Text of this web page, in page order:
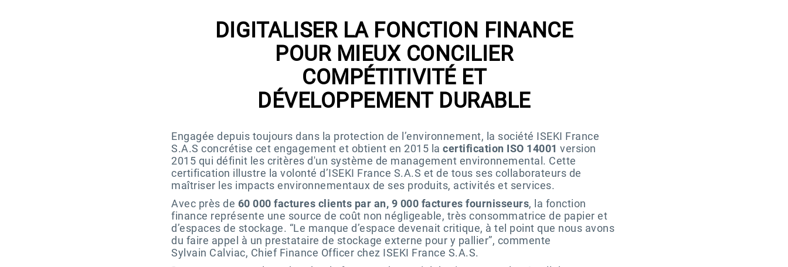
DIGITALISER LA FONCTION FINANCE
POUR MIEUX CONCILIER
COMPÉTITIVITÉ ET
DÉVELOPPEMENT DURABLE
Engagée depuis toujours dans la protection de l’environnement, la société ISEKI France
S.A.S concrétise cet engagement et obtient en 2015 la certification ISO 14001 version
2015 qui définit les critères d'un système de management environnemental. Cette
certification illustre la volonté d’ISEKI France S.A.S et de tous ses collaborateurs de
maîtriser les impacts environnementaux de ses produits, activités et services.
Avec près de 60 000 factures clients par an, 9 000 factures fournisseurs, la fonction
finance représente une source de coût non négligeable, très consommatrice de papier et
d’espaces de stockage. “Le manque d’espace devenait critique, à tel point que nous avons
du faire appel à un prestataire de stockage externe pour y pallier”, commente
Sylvain Calviac, Chief Finance Officer chez ISEKI France S.A.S.